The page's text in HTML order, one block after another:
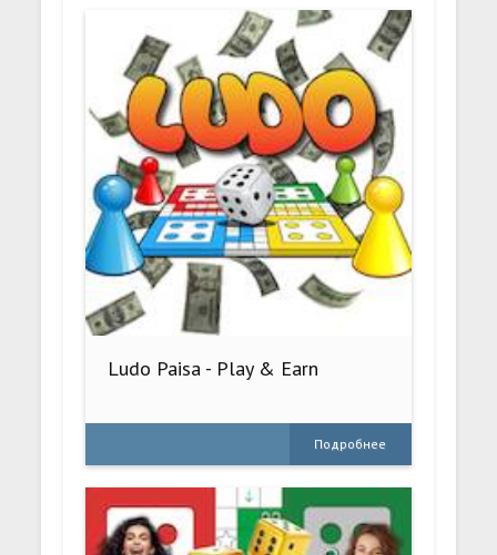
Ludo Paisa - Play & Earn
Подробнее